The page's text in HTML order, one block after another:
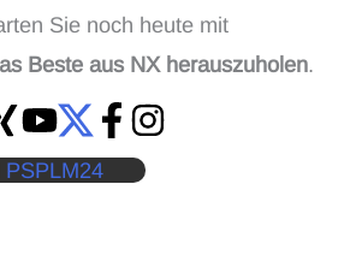
Sie noch heute mit
Beste aus NX herauszuholen.
PSPLM24